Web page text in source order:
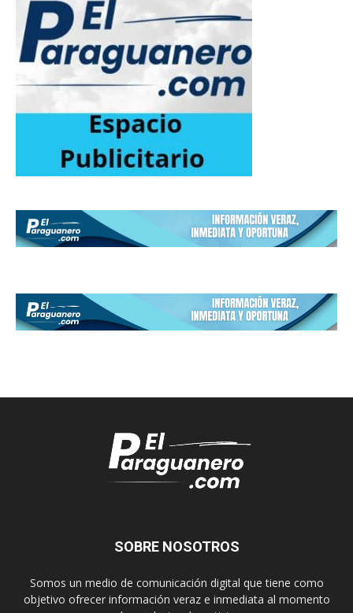
SOBRE NOSOTROS
Somos un medio de comunicación digital que tiene como
objetivo ofrecer información veraz e inmediata al momento